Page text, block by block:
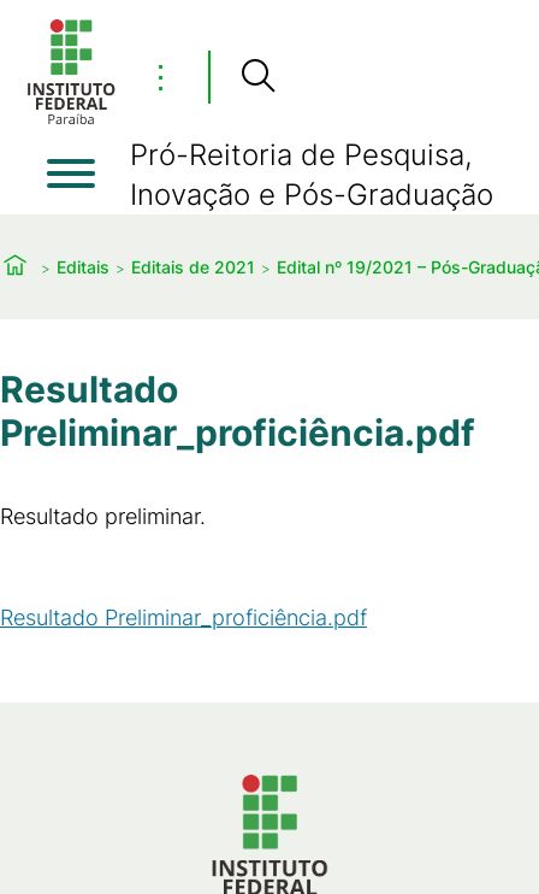
⋮
Pró-Reitoria de Pesquisa,
Inovação e Pós-Graduação
Editais Editais de 2021 Edital nº 19/2021 – Pós-
Resultado
Preliminar_proficiência.pdf
Resultado preliminar.
Resultado Preliminar_proficiência.pdf